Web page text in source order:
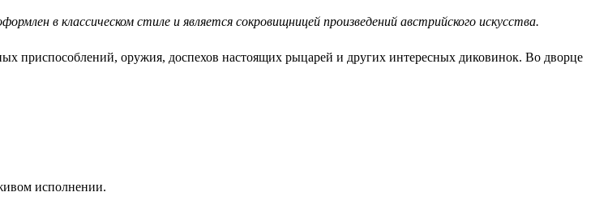
в классическом стиле и является сокровищницей произведений австрийского искусства.
приспособлений, оружия, доспехов настоящих рыцарей и других интересных диковинок. Во дворце
исполнении.